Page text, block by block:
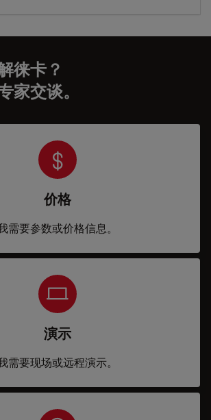
徕卡？
家交谈。
价格
需要参数或价格信息。
演示
需要现场或远程演示。